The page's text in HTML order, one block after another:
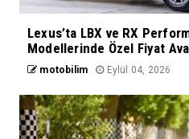
Lexus’ta LBX ve RX
Modellerinde Özel Fiyat
motobilim Eylül 04, 2026